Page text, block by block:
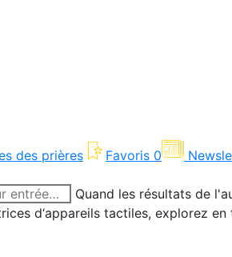
des prières Favoris 0
Quand les résultats de
d‘appareils tactiles, explorez